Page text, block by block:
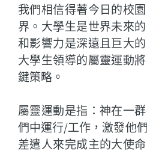
我們相信得著今日的校
界。大學生是世界未來
和影響力是深遠且巨大
大學生領導的屬靈運動
鍵策略。
屬靈運動是指：神在一
們中運行/工作，激發他
差遣人來完成主的大使